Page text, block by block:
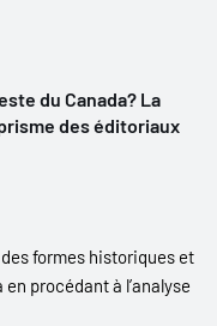
du Canada? La
des éditoriaux
formes historiques et
procédant à l’analyse